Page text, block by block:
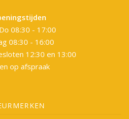
08:30 - 17:00
08:30 - 16:00
12:30 en 13:00
op afspraak